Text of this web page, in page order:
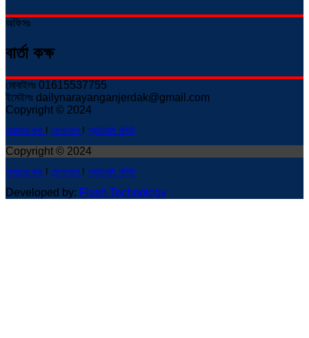
অফিসঃ
বার্তা কক্ষ
মোবাইলঃ 01615537755
ইমেইলঃ dailynarayanganjerdak@gmail.com
Copyright © 2024
আমাদের কথা ! যোগাযোগ ! প্রাইভেসি পলিসি
Copyright © 2024
আমাদের কথা ! যোগাযোগ ! প্রাইভেসি পলিসি
Developed by: Flash Technology